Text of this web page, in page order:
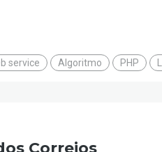
service Algoritmo PHP
Correios